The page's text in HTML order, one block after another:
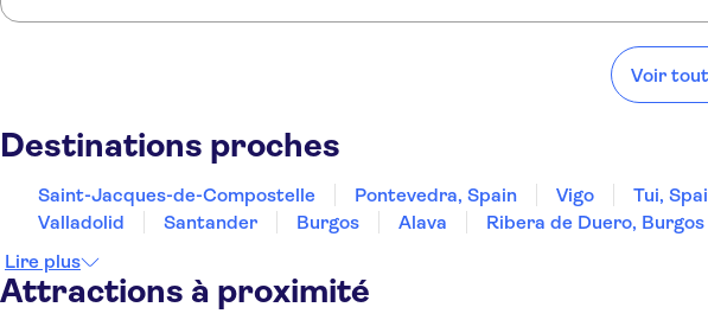
Voir
Destinations proches
Saint-Jacques-de-Compostelle Pontevedra, Spain Vigo Tui,
Valladolid
Santander Burgos Alava
Ribera de Duero, Burgos
Lire plus
Attractions à proximité